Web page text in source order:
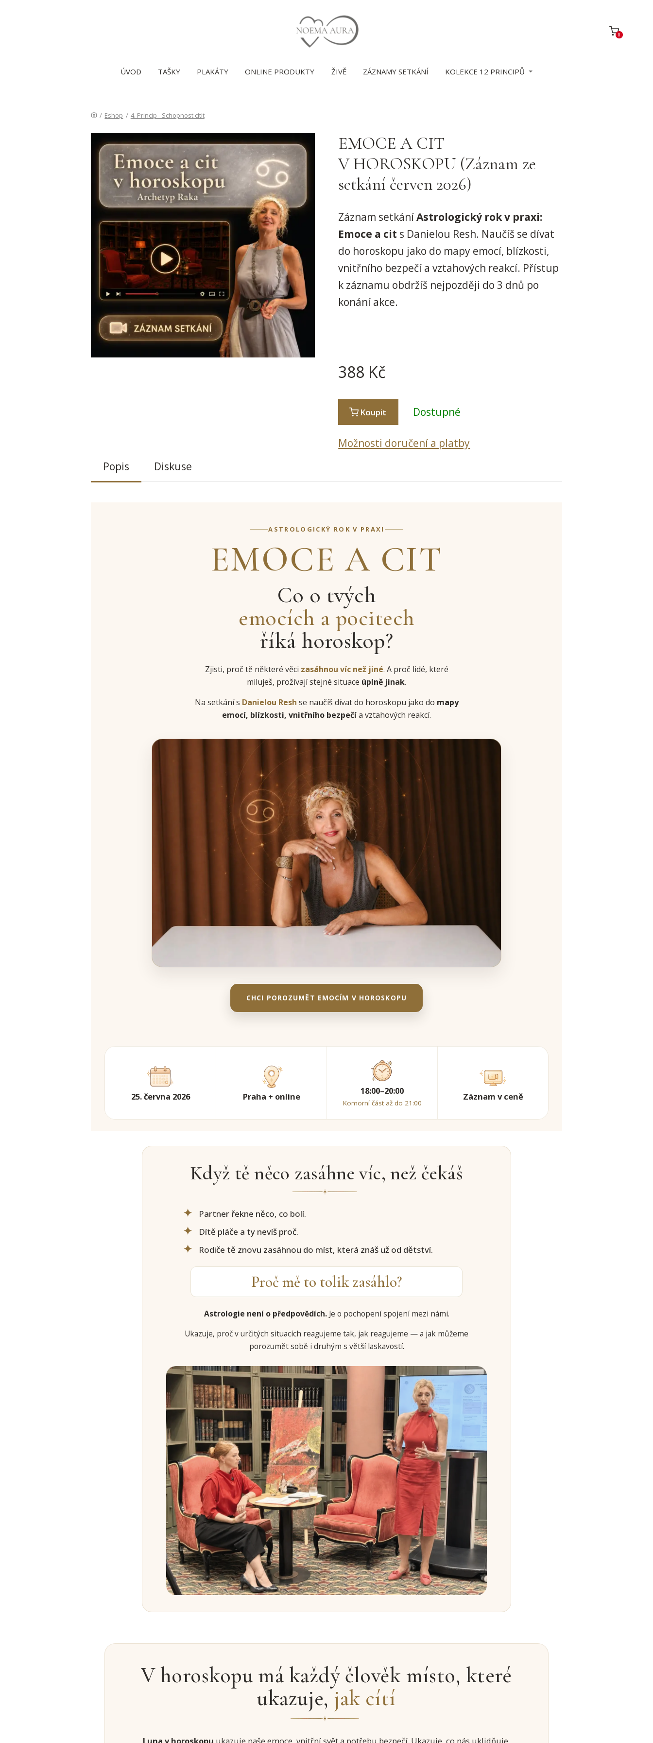
0
ÚVOD TAŠKY PLAKÁTY ONLINE PRODUKTY ŽIVĚ ZÁZNAMY SETKÁNÍ KOLEKCE 12 PRINCIPŮ
/ Eshop / 4. Princip - Schopnost cítit
EMOCE A CIT
V HOROSKOPU (Záznam ze
setkání červen 2026)
Záznam setkáníAstrologický rok v praxi:
Emoce a cit s Danielou Resh. Naučíš se dívat
do horoskopu jako do mapy emocí, blízkosti,
vnitřního bezpečí a vztahových reakcí. Přístup
k záznamu obdržíš nejpozději do 3 dnů po
konání akce.
388 Kč
Koupit Dostupné
Možnosti doručení a platby
Popis
Diskuse
ASTROLOGICKÝ ROK V PRAXI
EMOCE A CIT
Co o tvých
emocích a pocitech
říká horoskop?
Zjisti, proč tě některé věci zasáhnou víc než jiné. A proč lidé, které
miluješ, prožívají stejné situace úplně jinak.
Na setkání s Danielou Resh se naučíš dívat do horoskopu jako do mapy
emocí, blízkosti, vnitřního bezpečía vztahových reakcí.
CHCI POROZUMĚT EMOCÍM V HOROSKOPU
25. června 2026 Praha + online 18:00–20:00
Komorní část až do 21:00
Záznam v ceně
Když tě něco zasáhne víc, než čekáš
Partner řekne něco, co bolí.
Dítě pláče a ty nevíš proč.
Rodiče tě znovu zasáhnou do míst, která znáš už od dětství.
Proč mě to tolik zasáhlo?
Astrologie není o předpovědích.Je o pochopení spojení mezi námi.
Ukazuje, proč v určitých situacích reagujeme tak, jak reagujeme — a jak můžeme
porozumět sobě i druhým s větší laskavostí.
V horoskopu má každý člověk místo, které
ukazuje, jak cítí